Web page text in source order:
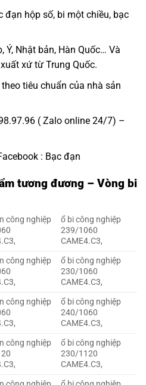
hộp số, bi một chiều, bạc
Ý, Nhật bản, Hàn Quốc… Và
xứ từ Trung Quốc.
tiêu chuẩn của nhà sản
( Zalo online 24/7) –
: Bạc đạn
tương đương – Vòng bi
công nghiệp
ổ bi công nghiệp
239/1060
CAME4.C3,
công nghiệp
ổ bi công nghiệp
230/1060
CAME4.C3,
công nghiệp
ổ bi công nghiệp
240/1060
CAME4.C3,
công nghiệp
ổ bi công nghiệp
230/1120
CAME4.C3,